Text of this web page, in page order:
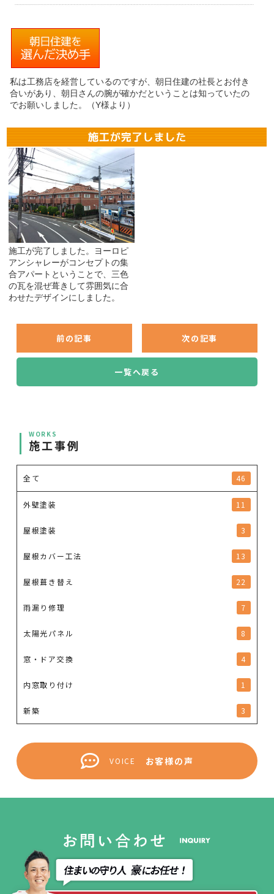
私は工務店を経営しているのですが、朝日住建の社長とお付き
合いがあり、朝日さんの腕が確かだということは知っていたの
でお願いしました。（Y様より）
施工が完了しました。ヨーロピ
アンシャレーがコンセプトの集
合アパートということで、三色
の瓦を混ぜ葺きして雰囲気に合
わせたデザインにしました。
前の記事 次の記事
一覧へ戻る
WORKS
施工事例
全て 46
外壁塗装 11
屋根塗装 3
屋根カバー工法 13
屋根葺き替え 22
雨漏り修理 7
太陽光パネル 8
窓・ドア交換 4
内窓取り付け 1
新築 3
VOICE お客様の声